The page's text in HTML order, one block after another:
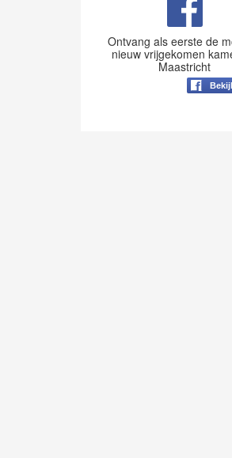
Ontvang als eerste de
nieuw vrijgekomen
Maastricht